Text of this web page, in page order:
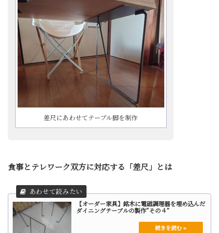
差尺にあわせてテーブル脚を制作
食事とテレワーク双方に対応する「差尺」とは
【オーダー家具】銘木に電磁調理器を埋め込んだ
ダイニングテーブルの製作”その４”